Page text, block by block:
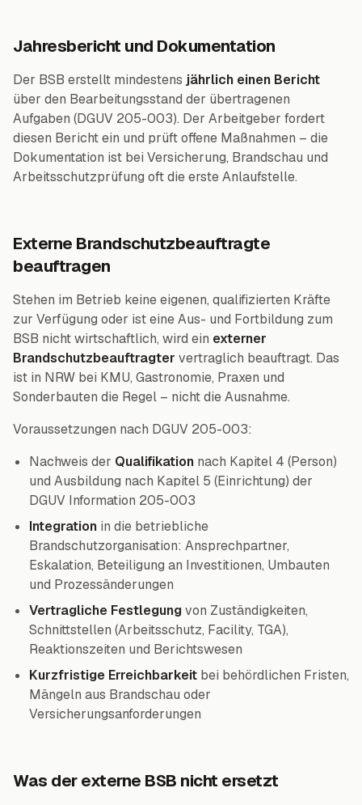
Jahresbericht und Dokumentation
Der BSB erstellt mindestens jährlich einen Bericht
über den Bearbeitungsstand der übertragenen
Aufgaben (DGUV 205-003). Der Arbeitgeber fordert
diesen Bericht ein und prüft offene Maßnahmen – die
Dokumentation ist bei Versicherung, Brandschau und
Arbeitsschutzprüfung oft die erste Anlaufstelle.
Externe Brandschutzbeauftragte
beauftragen
Stehen im Betrieb keine eigenen, qualifizierten Kräfte
zur Verfügung oder ist eine Aus- und Fortbildung zum
BSB nicht wirtschaftlich, wird ein externer
Brandschutzbeauftragter vertraglich beauftragt. Das
ist in NRW bei KMU, Gastronomie, Praxen und
Sonderbauten die Regel – nicht die Ausnahme.
Voraussetzungen nach DGUV 205-003:
Nachweis der Qualifikation nach Kapitel 4 (Person)
und Ausbildung nach Kapitel 5 (Einrichtung) der
DGUV Information 205-003
Integration in die betriebliche
Brandschutzorganisation: Ansprechpartner,
Eskalation, Beteiligung an Investitionen, Umbauten
und Prozessänderungen
Vertragliche Festlegungvon Zuständigkeiten,
Schnittstellen (Arbeitsschutz, Facility, TGA),
Reaktionszeiten und Berichtswesen
Kurzfristige Erreichbarkeit bei behördlichen Fristen,
Mängeln aus Brandschau oder
Versicherungsanforderungen
Was der externe BSB nicht ersetzt